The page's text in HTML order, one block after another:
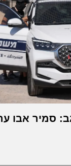
סמיר אבו